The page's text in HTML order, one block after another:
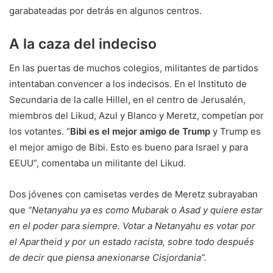
garabateadas por detrás en algunos centros.
A la caza del indeciso
En las puertas de muchos colegios, militantes de partidos
intentaban convencer a los indecisos. En el Instituto de
Secundaria de la calle Hillel, en el centro de Jerusalén,
miembros del Likud, Azul y Blanco y Meretz, competían por
los votantes. “Bibi es el mejor amigo de Trump y Trump es
el mejor amigo de Bibi. Esto es bueno para Israel y para
EEUU”, comentaba un militante del Likud.
Dos jóvenes con camisetas verdes de Meretz subrayaban
que “Netanyahu ya es como Mubarak o Asad y quiere estar
en el poder para siempre. Votar a Netanyahu es votar por
el Apartheid y por un estado racista, sobre todo después
de decir que piensa anexionarse Cisjordania”.